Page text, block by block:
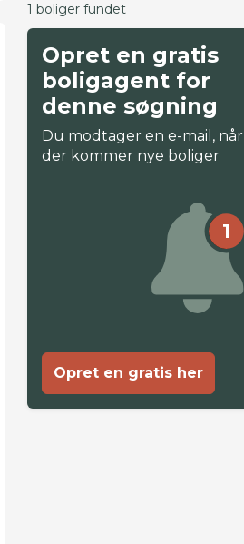
1 boliger fundet
Opret en gratis
boligagent for
denne søgning
Du modtager en e-mail, når
der kommer nye boliger
1
Opret en gratis her